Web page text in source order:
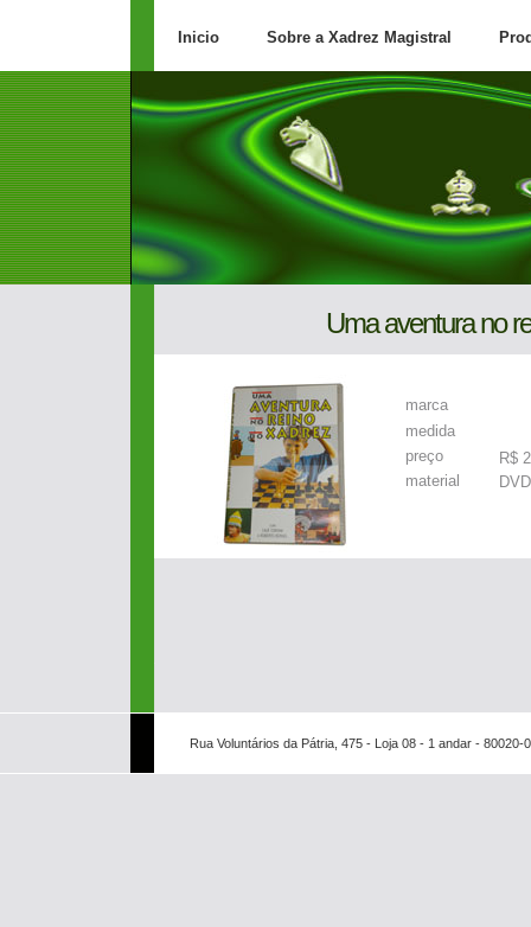
Inicio Sobre a Xadrez Magistral
Uma aventura no
marca
medida
preço
R$
material
DVD
Rua Voluntários da Pátria, 475 - Loja 08 - 1 andar - 80020-